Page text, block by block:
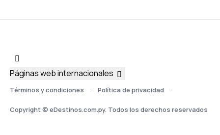
Términos y condiciones Política de privacidad
Copyright © eDestinos.com.py. Todos los derechos reservados
Páginas web internacionales